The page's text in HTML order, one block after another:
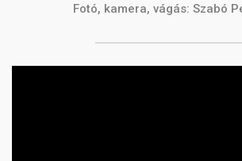
Fotó, kamera, vágás: Szabó